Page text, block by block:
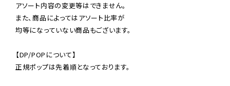
アソート内容の変更等はできません。
また、商品によってはアソート比率が
均等になっていない商品もございます。
【DP/POPについて】
正規ポップは先着順となっております。